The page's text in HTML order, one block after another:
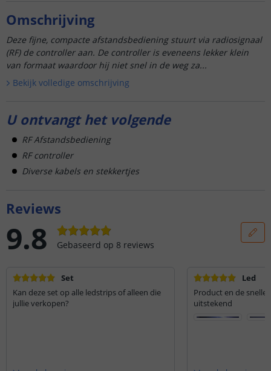
Omschrijving
Deze fijne, compacte afstandsbediening stuurt via radiosignaal
(RF) de controller aan. De controller is eveneens lekker klein
van formaat waardoor hij niet snel in de weg za...
Bekijk volledige omschrijving
U ontvangt het volgende
RF Afstandsbediening
RF controller
Diverse kabels en stekkertjes
Reviews
9.8 Gebaseerd op 8 reviews
Set
Kan deze set op alle ledstrips of alleen die
jullie verkopen?
Led
Product en de snelle
uitstekend